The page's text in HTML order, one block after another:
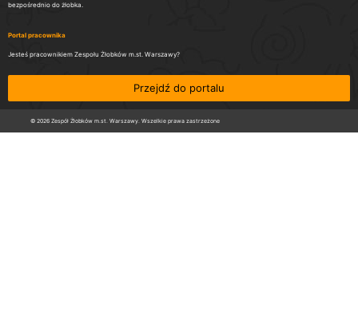
bezpośrednio do żłobka.
Portal pracownika
Jesteś pracownikiem Zespołu Żłobków m.st. Warszawy?
Przejdź do portalu
© 2026 Zespół Żłobków m.st. Warszawy. Wszelkie prawa zastrzeżone